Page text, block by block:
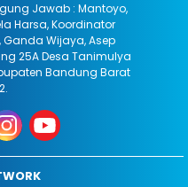
Jawab : Mantoyo,
Harsa, Koordinator
Ganda Wijaya, Asep
25A Desa Tanimulya
Bandung Barat